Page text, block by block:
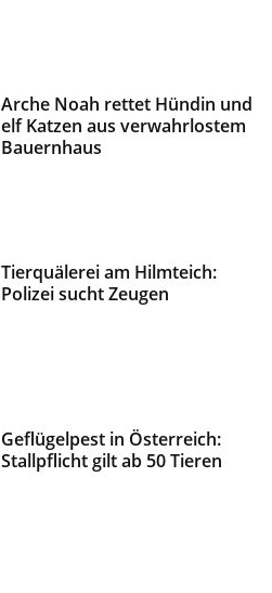
Arche Noah rettet Hündin und
elf Katzen aus verwahrlostem
Bauernhaus
Tierquälerei am Hilmteich:
Polizei sucht Zeugen
Geflügelpest in Österreich:
Stallpflicht gilt ab 50 Tieren